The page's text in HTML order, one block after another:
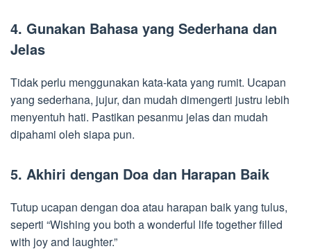
4. Gunakan Bahasa yang Sederhana dan
Jelas
Tidak perlu menggunakan kata-kata yang rumit. Ucapan
yang sederhana, jujur, dan mudah dimengerti justru lebih
menyentuh hati. Pastikan pesanmu jelas dan mudah
dipahami oleh siapa pun.
5. Akhiri dengan Doa dan Harapan Baik
Tutup ucapan dengan doa atau harapan baik yang tulus,
seperti “Wishing you both a wonderful life together filled
with joy and laughter.”